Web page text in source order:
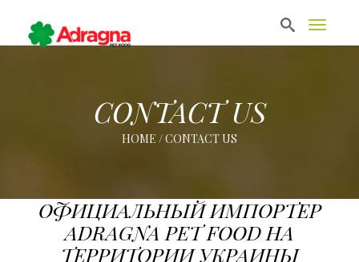
T
t
i
CONTACT US
HOME /CONTACT US
ОФИЦИАЛЬНЫЙ ИМПОРТЕР
ADRAGNA PET FOOD НА
ТЕРРИТОРИИ УКРАИНЫ